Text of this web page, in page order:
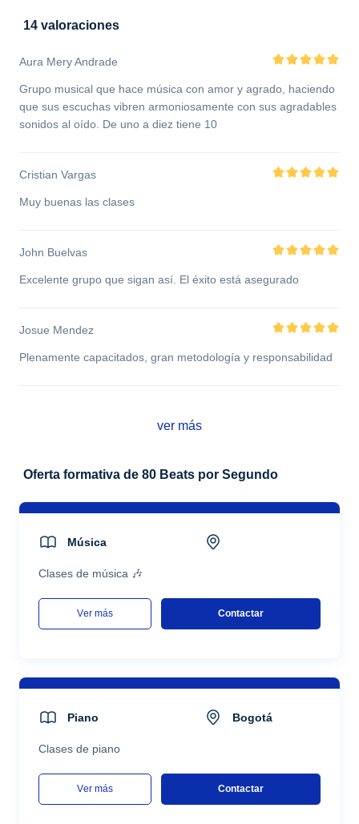
14 valoraciones
Aura Mery Andrade
Grupo musical que hace música con amor y agrado, haciendo
que sus escuchas vibren armoniosamente con sus agradables
sonidos al oído. De uno a diez tiene 10
Cristian Vargas
Muy buenas las clases
John Buelvas
Excelente grupo que sigan así. El éxito está asegurado
Josue Mendez
Plenamente capacitados, gran metodología y responsabilidad
ver más
Oferta formativa de 80 Beats por Segundo
Música
Clases de música 🎶
ver más Contactar
Piano Bogotá
Clases de piano
ver más Contactar